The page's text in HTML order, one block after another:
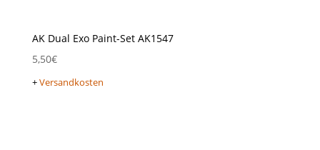
AK Dual Exo Paint-Set AK1547
5,50€
+Versandkosten